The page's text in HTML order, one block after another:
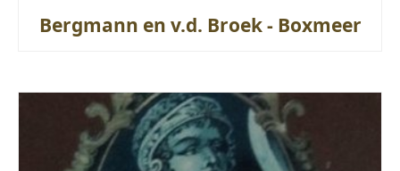
Bergmann en v.d. Broek - Boxmeer